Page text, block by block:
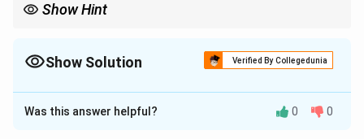
Show Hint
विषय से संबंधित किसी प्रसिद्ध सूक्ति या कविता की पंक्ति का प्रयोग करने से निबंध
Show Solution Verified By Collegedunia
Solution and Explanation
1. प्रस्तावना
Was this answer helpful? 0 0